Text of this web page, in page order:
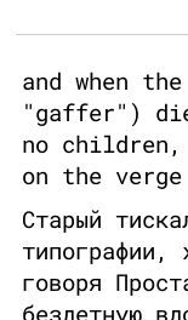
and when
"gaffer")
no children,
on the
Старый
типографии,
говоря
бездетную